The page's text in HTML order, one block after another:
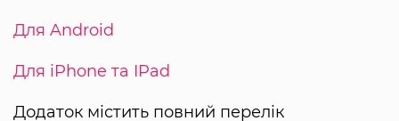
Для Android
Для iPhone та IPad
Додаток містить повний перелік